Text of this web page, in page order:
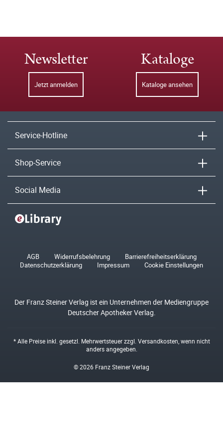
Newsletter
Jetzt anmelden
Kataloge
Kataloge ansehen
Service-Hotline
Shop-Service
Social Media
AGB Widerrufsbelehrung
Barrierefreiheitserklärung
Datenschutzerklärung
Impressum Cookie Einstellungen
Der Franz Steiner Verlag ist ein Unternehmen der Mediengruppe
Deutscher Apotheker Verlag.
* Alle Preise inkl. gesetzl. Mehrwertsteuer zzgl. Versandkosten , wenn nicht
anders angegeben.
© 2026 Franz Steiner Verlag